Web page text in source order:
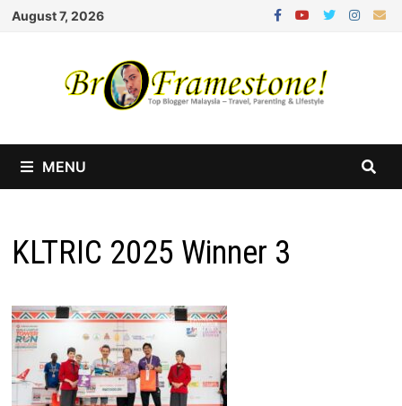
Skip
August 7, 2026
MENU
KLTRIC 2025 Winner 3